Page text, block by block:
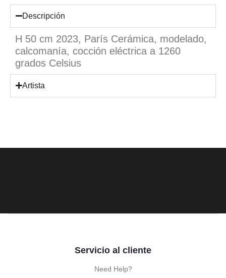
Descripción
H 50 cm 2023, París Cerámica, modelado,
calcomanía, cocción eléctrica a 1260
grados Celsius
Artista
Servicio al cliente
Need Help?